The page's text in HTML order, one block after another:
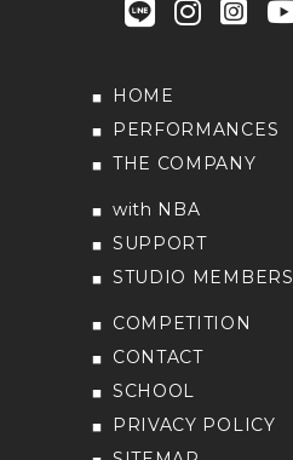
HOME
PERFORMANCES
THE COMPANY
with NBA
SUPPORT
STUDIO MEMBERS
COMPETITION
CONTACT
SCHOOL
PRIVACY POLICY